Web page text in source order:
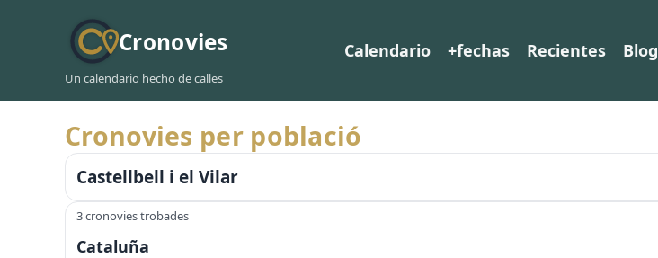
Cronovies
Un calendario hecho de calles
Calendario +fechas Recientes Blog
Cronovies per població
Castellbell i el Vilar
3 cronovies trobades
Cataluña